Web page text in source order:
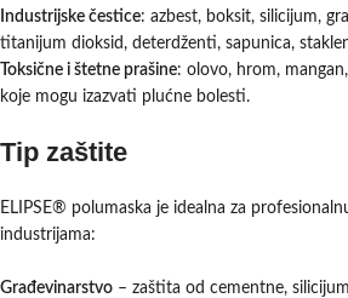
Industrijske čestice: azbest, boksit, silicijum,
titanijum dioksid, deterdženti, sapunica,
Toksične i štetne prašine: olovo, hrom,
koje mogu izazvati plućne bolesti.
Tip zaštite
ELIPSE® polumaska je idealna za
industrijama:
Građevinarstvo – zaštita od cementne,